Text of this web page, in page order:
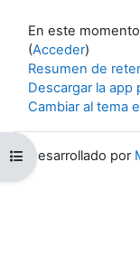
Abrir índice del curso
En este
(Acceder)
Resumen de
Descargar la app
Cambiar al tema
Desarrollado por